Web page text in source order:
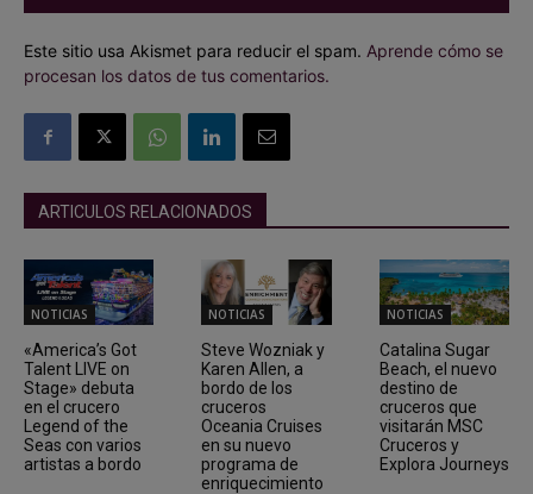
Este sitio usa Akismet para reducir el spam. Aprende cómo se
procesan los datos de tus comentarios.
ARTICULOS RELACIONADOS
NOTICIAS
«America’s Got
Talent LIVE on
Stage» debuta
en el crucero
Legend of the
Seas con varios
artistas a bordo
NOTICIAS
Steve Wozniak y
Karen Allen, a
bordo de los
cruceros
Oceania Cruises
en su nuevo
programa de
enriquecimiento
NOTICIAS
Catalina Sugar
Beach, el nuevo
destino de
cruceros que
visitarán MSC
Cruceros y
Explora Journeys